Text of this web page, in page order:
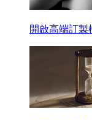
開啟高端訂製